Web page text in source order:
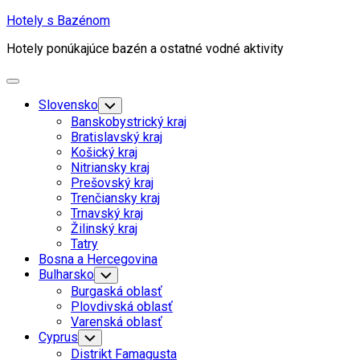
Skip
content
Hotely s Bazénom
Hotely ponúkajúce bazén a ostatné vodné aktivity
Expand
Slovensko Toggle
Child
Menu
Banskobystrický kraj
Bratislavský kraj
Košický kraj
Nitriansky kraj
Prešovský kraj
Trenčiansky kraj
Trnavský kraj
Žilinský kraj
Tatry
Bosna a Hercegovina
Bulharsko Toggle
Child
Menu
Burgaská oblasť
Plovdivská oblasť
Varenská oblasť
Cyprus Toggle
Child
Distrikt Famagusta